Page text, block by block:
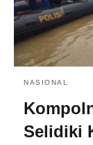
NASIONAL
Selidiki